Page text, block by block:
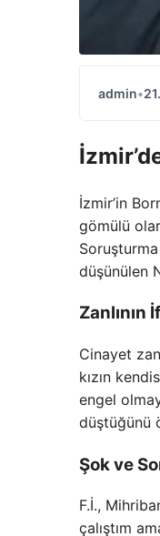
admin•
İzmir’in
gömülü
Soruşturma
düşünülen
Zanlının
Cinayet
kızın
engel
düştüğünü
Şok ve
F.İ.,
çalıştım